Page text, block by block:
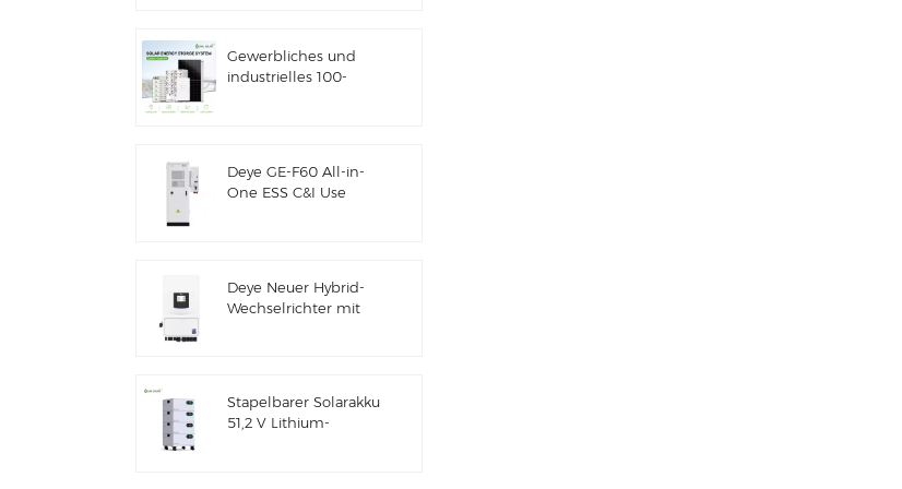
Gewerbliches und
industrielles 100-
Deye GE-F60 All-in-
One ESS C&I Use
51,2V 100Ah
Deye Neuer Hybrid-
Wechselrichter mit
Stapelbarer Solarakku
51,2 V Lithium-